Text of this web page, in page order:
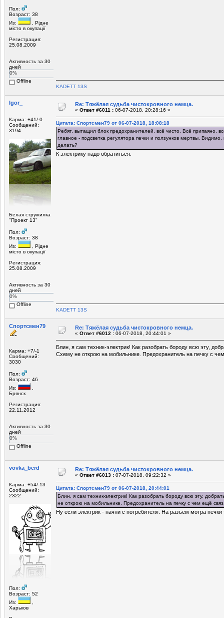
Пол:
Возраст: 38
Из:
, Рiдне
мicто в окупацiї
Регистрация:
25.08.2009
Активность за 30
дней
0%
Offline
KADETT 13S
Igor_
Карма: +41/-0
Сообщений:
3194
Белая стружилка
"Проект 13"
Пол:
Возраст: 38
Из:
, Рiдне
мicто в окупацiї
Регистрация:
25.08.2009
Активность за 30
дней
0%
Offline
Re: Тяжёлая судьба чистокровного немца.
« Ответ #6011 : 06-07-2018, 20:28:16 »
Цитата: Спортсмен79 от 06-07-2018, 18:08:18
Ребят, вытащил блок предохранителей, всё чисто. Всё припаяно,
главное - подсветка регулятора печки и ползунков мертвы.
делать?
К электрику надо обратиться.
KADETT 13S
Спортсмен79
Карма: +7/-1
Сообщений:
3030
Пол:
Возраст: 46
Из:
Брянск
Регистрация:
22.11.2012
Активность за 30
дней
0%
Offline
Re: Тяжёлая судьба чистокровного немца.
« Ответ #6012 : 06-07-2018, 20:44:01 »
Блин, я сам техник-электрик! Как разобрать бороду всю эту,
Схему не открою на мобильнике. Предохранитель на печку с
vovka_berd
Карма: +54/-13
Сообщений:
2322
Пол:
Возраст: 52
Из:
Харьков
Re: Тяжёлая судьба чистокровного немца.
« Ответ #6013 : 07-07-2018, 09:22:32 »
Цитата: Спортсмен79 от 06-07-2018, 20:44:01
Блин, я сам техник-электрик! Как разобрать бороду всю эту,
не открою на мобильнике. Предохранитель на печку с чем ещё
Ну если электрик - начни с потребителя. На разъем мотра печки